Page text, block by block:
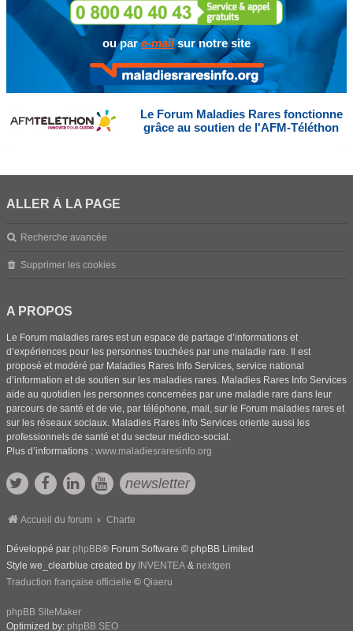
ou pare-mailsur notre site
Le Forum Maladies Rares fonctionne
grâce au soutien de l'AFM-Téléthon
ALLER À LA PAGE
Recherche avancée
Supprimer les cookies
A PROPOS
Le Forum maladies rares est un espace de partage d’informations et
d’expériences pour les personnes touchées par une maladie rare. Il est
proposé et modéré par Maladies Rares Info Services, service national
d’information et de soutien sur les maladies rares. Maladies Rares Info Services
aide au quotidien les personnes concernées par une maladie rare dans leur
parcours de santé et de vie, par téléphone, mail, sur le Forum maladies rares et
sur les réseaux sociaux. Maladies Rares Info Services oriente aussi les
professionnels de santé et du secteur médico-social.
Plus d’informations : www.maladiesraresinfo.org
newsletter
Accueil du forum Charte
Développé par phpBB® Forum Software © phpBB Limited
Style we_clearblue created by INVENTEA & nextgen
Traduction française officielle © Qiaeru
phpBB SiteMaker
Optimized by: phpBB SEO